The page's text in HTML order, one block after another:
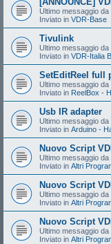
Ultimo messaggio da
Inviato in VDR-Base
Tivulink
Ultimo messaggio da
Inviato in VDR-Italia
SetEditReel full
Ultimo messaggio da
Inviato in ReelBox -
Usb IR adapter
Ultimo messaggio da
Inviato in Arduino -
Nuovo Script
Ultimo messaggio da
Inviato in Altri
Nuovo Script
Ultimo messaggio da
Inviato in Altri
Nuovo Script
Ultimo messaggio da
Inviato in Altri